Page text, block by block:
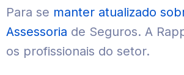
Para se manter atualizado
Assessoria de Seguros. A
os profissionais do setor.